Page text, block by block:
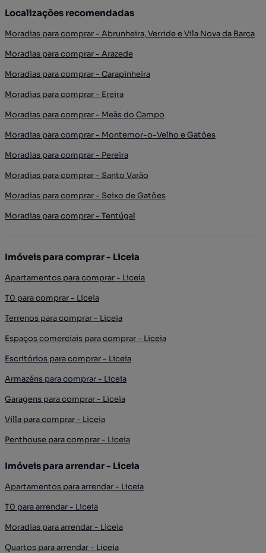
Localizações recomendadas
Moradias para comprar - Abrunheira, Verride e Vila Nova da Barca
Moradias para comprar - Arazede
Moradias para comprar - Carapinheira
Moradias para comprar - Ereira
Moradias para comprar - Meãs do Campo
Moradias para comprar - Montemor-o-Velho e Gatões
Moradias para comprar - Pereira
Moradias para comprar - Santo Varão
Moradias para comprar - Seixo de Gatões
Moradias para comprar - Tentúgal
Imóveis para comprar - Liceia
Apartamentos para comprar - Liceia
T0 para comprar - Liceia
Terrenos para comprar - Liceia
Espaços comerciais para comprar - Liceia
Escritórios para comprar - Liceia
Armazéns para comprar - Liceia
Garagens para comprar - Liceia
Villa para comprar - Liceia
Penthouse para comprar - Liceia
Imóveis para arrendar - Liceia
Apartamentos para arrendar - Liceia
T0 para arrendar - Liceia
Moradias para arrendar - Liceia
Quartos para arrendar - Liceia